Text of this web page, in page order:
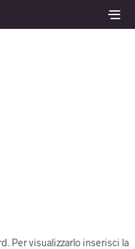
Per visualizzarlo inserisci la